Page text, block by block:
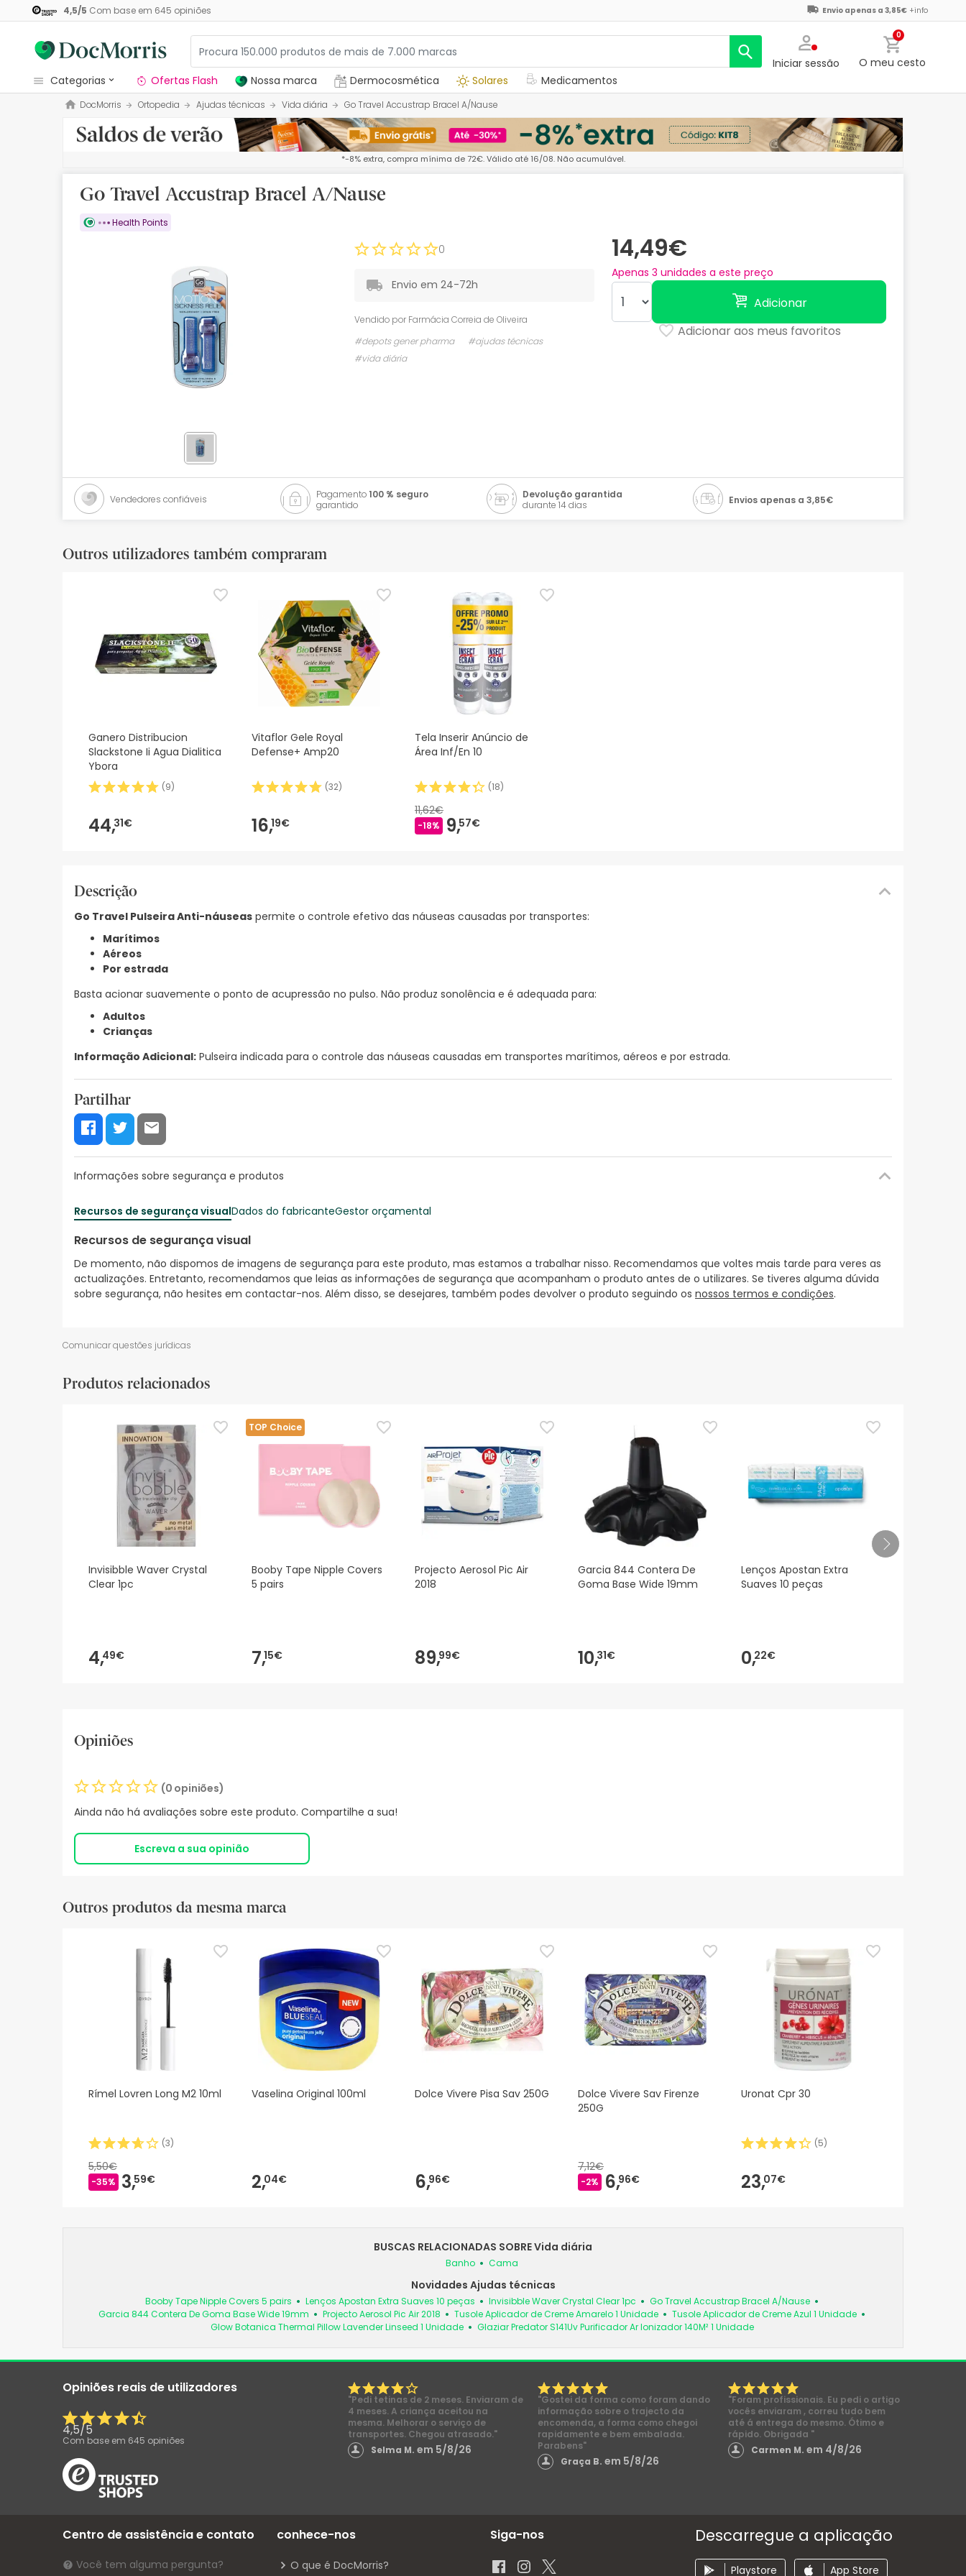
4,5/5 Com base em 645 opiniões Envio apenas a 3,85€ +info
Iniciar sessão
0
O meu cesto
categorias
Dermocosmetica
Nossa marca
Medicamentos
Cosmética
Promoções
Mais vendidos
Ofertas Flash Nossa marca Dermocosmética Solares Medicamentos
DocMorris Ortopedia Ajudas técnicas Vida diária Go Travel Accustrap Bracel A/Nause
*-8% extra, compra mínima de 72€. Válido até 16/08. Não acumulável.
Go Travel Accustrap Bracel A/Nause
Health Points
14,49€
Apenas 3 unidades a este preço
Adicionar
Adicionar aos meus favoritos
0
Envio em 24-72h
Vendido por Farmácia Correia de Oliveira
#depots gener pharma
#ajudas técnicas
#vida diária
Vendedores confiáveis Pagamento100 % seguro
garantido
Devolução garantida
durante 14 dias
Envios apenas a 3,85€
Outros utilizadores também compraram
Ganero Distribucion
Slackstone Ii Agua Dialitica
Ybora
(9)
44,31€
Vitaflor Gele Royal
Defense+ Amp20
(32)
16,19€
Tela Inserir Anúncio de
Área Inf/En 10
(18)
11,62€
-18% 9,57€
Descrição
Go Travel Pulseira Anti-náuseas permite o controle efetivo das náuseas causadas por transportes:
Marítimos
Aéreos
Por estrada
Basta acionar suavemente o ponto de acupressão no pulso. Não produz sonolência e é adequada para:
Adultos
Crianças
Informação Adicional: Pulseira indicada para o controle das náuseas causadas em transportes marítimos, aéreos e por estrada.
Partilhar
Informações sobre segurança e produtos
Recursos de segurança visualDados do fabricanteGestor orçamental
Recursos de segurança visual
De momento, não dispomos de imagens de segurança para este produto, mas estamos a trabalhar nisso. Recomendamos que voltes mais tarde para veres as
actualizações. Entretanto, recomendamos que leias as informações de segurança que acompanham o produto antes de o utilizares. Se tiveres alguma dúvida
sobre segurança, não hesites em contactar-nos. Além disso, se desejares, também podes devolver o produto seguindo os nossos termos e condições.
Comunicar questões jurídicas
Produtos relacionados
Invisibble Waver Crystal
Clear 1pc
4,49€
TOP Choice
Booby Tape Nipple Covers
5 pairs
7,15€
Projecto Aerosol Pic Air
2018
89,99€
Garcia 844 Contera De
Goma Base Wide 19mm
10,31€
Lenços Apostan Extra
Suaves 10 peças
0,22€
Opiniões
(0 opiniões)
Ainda não há avaliações sobre este produto. Compartilhe a sua!
Escreva a sua opinião
Outros produtos da mesma marca
Rímel Lovren Long M2 10ml
(3)
5,50€
-35% 3,59€
Vaselina Original 100ml
2,04€
Dolce Vivere Pisa Sav 250G
6,96€
Dolce Vivere Sav Firenze
250G
7,12€
-2% 6,96€
Uronat Cpr 30
(5)
23,07€
BUSCAS RELACIONADAS SOBRE Vida diária
Banho Cama
Novidades Ajudas técnicas
Booby Tape Nipple Covers 5 pairs Lenços Apostan Extra Suaves 10 peças Invisibble Waver Crystal Clear 1pc
Go Travel Accustrap Bracel A/Nause
Garcia 844 Contera De Goma Base Wide 19mm
Projecto Aerosol Pic Air 2018 Tusole Aplicador de Creme Amarelo 1 Unidade
Tusole Aplicador de Creme Azul 1 Unidade
Glow Botanica Thermal Pillow Lavender Linseed 1 Unidade
Glaziar Predator S141Uv Purificador Ar Ionizador 140M² 1 Unidade
Opiniões reais de utilizadores
4,5/5
Com base em 645 opiniões
"Pedi tetinas de 2 meses. Enviaram de
4 meses. A criança aceitou na
mesma. Melhorar o serviço de
transportes. Chegou atrasado."
Selma M. em 5/8/26
"Gostei da forma como foram dando
informação sobre o trajecto da
encomenda, a forma como chegoi
rapidamente e bem embalada.
Parabens"
Graça B.em 5/8/26
"Foram profissionais. Eu pedi o artigo
vocês enviaram , correu tudo bem
até á entrega do mesmo. Ótimo e
rápido. Obrigada "
Carmen M. em 4/8/26
Centro de assistência e contato
Você tem alguma pergunta?
conhece-nos
O que é DocMorris?
Siga-nos Descarregue a aplicação
Playstore App Store